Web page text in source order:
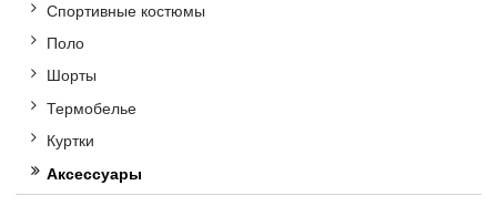
Спортивные костюмы
Поло
Шорты
Термобелье
Куртки
Аксессуары